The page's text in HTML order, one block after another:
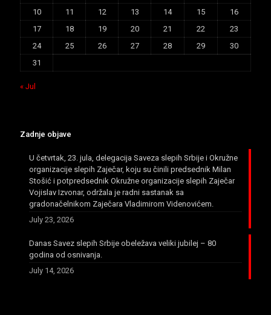
10
11 12 13 14 15
16
17
18 19 20 21 22
23
24
25 26 27 28 29
30
31
« Jul
Zadnje objave
U četvrtak, 23. jula, delegacija Saveza slepih Srbije i Okružne
organizacije slepih Zaječar, koju su činili predsednik Milan
Stošić i potpredsednik Okružne organizacije slepih Zaječar
Vojislav Izvonar, održala je radni sastanak sa
gradonačelnikom Zaječara Vladimirom Videnovićem.
July 23, 2026
Danas Savez slepih Srbije obeležava veliki jubilej – 80
godina od osnivanja.
July 14, 2026